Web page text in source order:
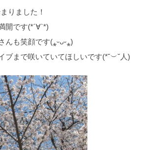
りました！
開です(*´∀`*)
んも笑顔です(⁎ᵕᴗᵕ⁎)
ブまで咲いていてほしいです(*˘︶˘人)